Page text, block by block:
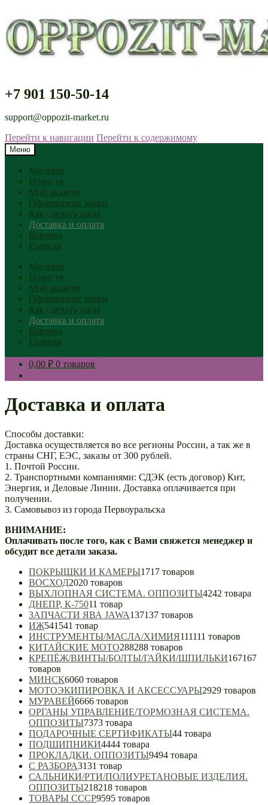
+7 901 150-50-14
support@oppozit-market.ru
Перейти к навигации Перейти к содержимому
Меню
Магазин
Новости
Мой аккаунт
Оформление заказа
Как сделать заказ
Доставка и оплата
Корзина
Главная
Магазин
Новости
Мой аккаунт
Оформление заказа
Как сделать заказ
Доставка и оплата
Корзина
Главная
0,00 ₽ 0 товаров
Доставка и оплата
Способы доставки:
Доставка осуществляется во все регионы России, а так же в
страны СНГ, ЕЭС, заказы от 300 рублей.
1. Почтой России.
2. Транспортными компаниями: СДЭК (есть договор) Кит,
Энергия, и Деловые Линии. Доставка оплачивается при
получении.
3. Самовывоз из города Первоуральска
ВНИМАНИЕ:
Оплачивать после того, как с Вами свяжется менеджер и
обсудит все детали заказа.
ПОКРЫШКИ И КАМЕРЫ1717 товаров
ВОСХОД2020 товаров
ВЫХЛОПНАЯ СИСТЕМА. ОППОЗИТЫ4242 товара
ДНЕПР, К-75011 товар
ЗАПЧАСТИ ЯВА JAWA137137 товаров
ИЖ541 541 товар
ИНСТРУМЕНТЫ/МАСЛА/ХИМИЯ111111 товаров
КИТАЙСКИЕ МОТО288288 товаров
КРЕПЁЖ/ВИНТЫ/БОЛТЫ/ГАЙКИ/ШПИЛЬКИ167167
товаров
МИНСК6060 товаров
МОТОЭКИПИРОВКА И АКСЕССУАРЫ2929 товаров
МУРАВЕЙ6666 товаров
ОРГАНЫ УПРАВЛЕНИЕ/ТОРМОЗНАЯ СИСТЕМА.
ОППОЗИТЫ7373 товара
ПОДАРОЧНЫЕ СЕРТИФИКАТЫ44 товара
ПОДШИПНИКИ4444 товара
ПРОКЛАДКИ. ОППОЗИТЫ9494 товара
С РАЗБОРА3131 товар
САЛЬНИКИ/РТИ/ПОЛИУРЕТАНОВЫЕ ИЗДЕЛИЯ.
ОППОЗИТЫ218218 товаров
ТОВАРЫ СССР9595 товаров